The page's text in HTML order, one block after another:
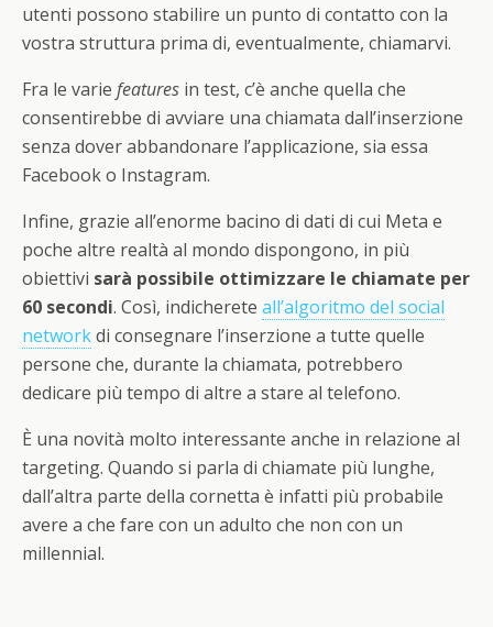
utenti possono stabilire un punto di contatto con la
vostra struttura prima di, eventualmente, chiamarvi.
Fra le varie features in test, c’è anche quella che
consentirebbe di avviare una chiamata dall’inserzione
senza dover abbandonare l’applicazione, sia essa
Facebook o Instagram.
Infine, grazie all’enorme bacino di dati di cui Meta e
poche altre realtà al mondo dispongono, in più
obiettivi sarà possibile ottimizzare le chiamate per
60 secondi. Così, indicherete all’algoritmo del social
networkdi consegnare l’inserzione a tutte quelle
persone che, durante la chiamata, potrebbero
dedicare più tempo di altre a stare al telefono.
È una novità molto interessante anche in relazione al
targeting. Quando si parla di chiamate più lunghe,
dall’altra parte della cornetta è infatti più probabile
avere a che fare con un adulto che non con un
millennial.